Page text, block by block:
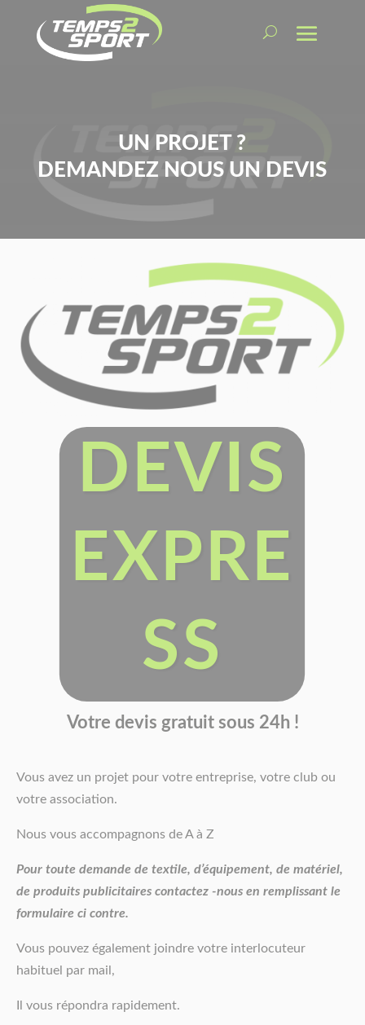
UN PROJET ?
DEMANDEZ NOUS UN DEVIS
DEVIS
EXPRE
SS
Votre devis gratuit sous 24h !
Vous avez un projet pour votre entreprise, votre club ou
votre association.
Nous vous accompagnons de A à Z
Pour toute demande de textile, d’équipement, de matériel,
de produits publicitaires contactez -nous en remplissant le
formulaire ci contre.
Vous pouvez également joindre votre interlocuteur
habituel par mail,
Il vous répondra rapidement.